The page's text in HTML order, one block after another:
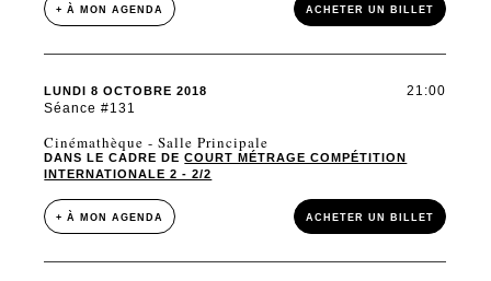
+ À MON AGENDA ACHETER UN BILLET
LUNDI 8 OCTOBRE 2018
Séance #131
21:00
Cinémathèque - Salle Principale
DANS LE CADRE DECOURT MÉTRAGE COMPÉTITION
INTERNATIONALE 2 - 2/2
+ À MON AGENDA ACHETER UN BILLET